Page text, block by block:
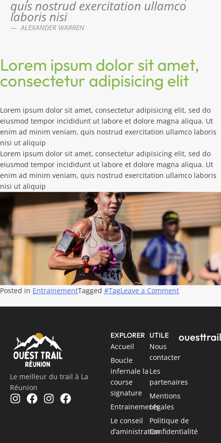
quis nostrud exercitation ullamco
laboris nisi
— ALEXANDER WARREN
Lorem ipsum dolor sit amet,
consectetur adipisicing elit
Lorem ipsum dolor sit amet, consectetur adipisicing elit, sed do
eiusmod tempor incididunt ut labore et dolore magna aliqua. Ut
enim ad minim veniam, quis nostrud exercitation ullamco laboris
nisi ut aliquip
Lorem ipsum dolor sit amet, consectetur adipisicing elit, sed do
eiusmod tempor incididunt ut labore et dolore magna aliqua. Ut
enim ad minim veniam, quis nostrud exercitation ullamco laboris
nisi ut aliquip
Posted in EntrainementTagged #TagLeave a Comment
Le meilleur du trail à La
Réunion
EXPLORER
Accueil
Boucle
infernale la
course
signature
Entrainements
Le conseil
d’aministration
UTILE
Nous
contacter
Les
partenaires
Mentions
Légales
Politique de
Confidentialité